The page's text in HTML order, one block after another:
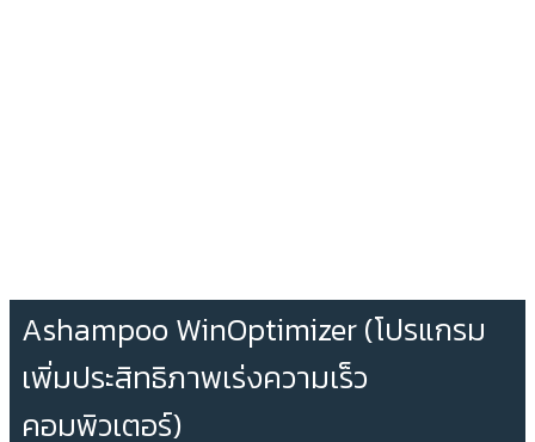
Ashampoo WinOptimizer (โปรแกรม
เพิ่มประสิทธิภาพเร่งความเร็ว
คอมพิวเตอร์)